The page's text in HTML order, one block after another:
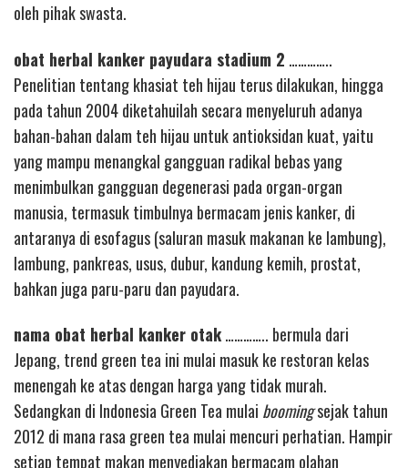
oleh pihak swasta.
obat herbal kanker payudara stadium 2 …………..
Penelitian tentang khasiat teh hijau terus dilakukan, hingga
pada tahun 2004 diketahuilah secara menyeluruh adanya
bahan-bahan dalam teh hijau untuk antioksidan kuat, yaitu
yang mampu menangkal gangguan radikal bebas yang
menimbulkan gangguan degenerasi pada organ-organ
manusia, termasuk timbulnya bermacam jenis kanker, di
antaranya di esofagus (saluran masuk makanan ke lambung),
lambung, pankreas, usus, dubur, kandung kemih, prostat,
bahkan juga paru-paru dan payudara.
nama obat herbal kanker otak………….. bermula dari
Jepang, trend green tea ini mulai masuk ke restoran kelas
menengah ke atas dengan harga yang tidak murah.
Sedangkan di Indonesia Green Tea mulai boomingsejak tahun
2012 di mana rasa green tea mulai mencuri perhatian. Hampir
setiap tempat makan menyediakan bermacam olahan